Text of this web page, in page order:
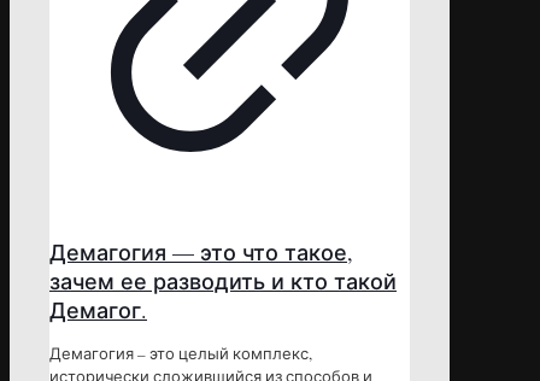
Демагогия — это что такое,
зачем ее разводить и кто такой
Демагог.
Демагогия – это целый комплекс,
исторически сложившийся из способов и